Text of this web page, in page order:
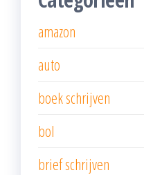
amazon
auto
boek schrijven
bol
brief schrijven